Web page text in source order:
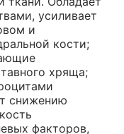
усиливает
и
кости;
хряща;
снижению
факторов,